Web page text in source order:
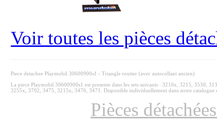
Voir toutes les pièces
Piece detachee Playmobil 30600900s1 - Triangle routier (avec autocollant ancien)
La piece Playmobil 30600900s1 est presente dans les sets suivants : 3210x, 3215,
3255x, 3702, 3475, 3215x, 3476, 3471. Disponible individuellement dans notre catalogue
Pièces